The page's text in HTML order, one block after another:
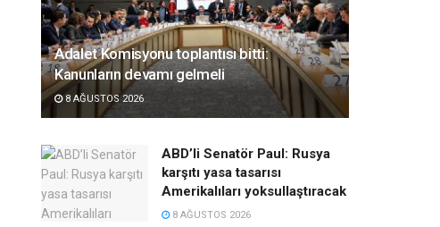
Adalet Komisyonu toplantısı bitti:
Kanunların devamı gelmeli
8 AĞUSTOS 2026
ABD’li Senatör Paul: Rusya
karşıtı yasa tasarısı
Amerikalıları yoksullaştıracak
8 AĞUSTOS 2026